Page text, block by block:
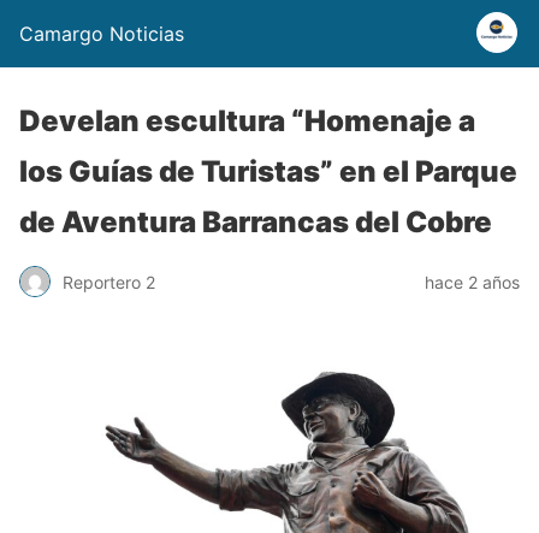
Camargo Noticias
Develan escultura “Homenaje a
los Guías de Turistas” en el Parque
de Aventura Barrancas del Cobre
Reportero 2 hace 2 años